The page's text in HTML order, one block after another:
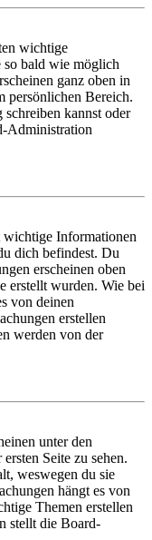
wichtige
so bald wie möglich
ganz oben in
persönlichen Bereich.
kannst oder
Administration
wichtige Informationen
dich befindest. Du
erscheinen oben
erstellt wurden. Wie bei
von deinen
erstellen
werden von der
unter den
Seite zu sehen.
weswegen du sie
hängt es von
Themen erstellen
stellt die Board-